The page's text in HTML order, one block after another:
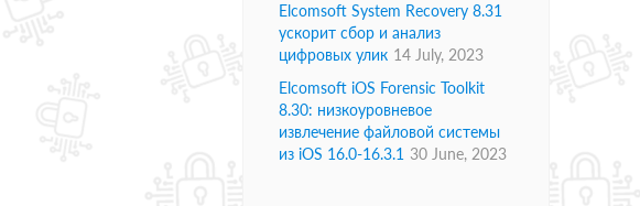
Elcomsoft System Recovery 8.31
ускорит сбор и анализ
цифровых улик 14 July, 2023
Elcomsoft iOS Forensic Toolkit
8.30: низкоуровневое
извлечение файловой системы
из iOS 16.0-16.3.1 30 June, 2023